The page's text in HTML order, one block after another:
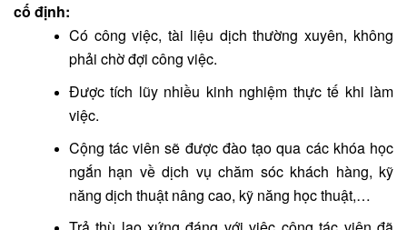
cố định:
Có công việc, tài liệu dịch thường xuyên, không
phải chờ đợi công việc.
Được tích lũy nhiều kinh nghiệm thực tế khi làm
việc.
Cộng tác viên sẽ được đào tạo qua các khóa học
ngắn hạn về dịch vụ chăm sóc khách hàng, kỹ
năng dịch thuật nâng cao, kỹ năng học thuật,…